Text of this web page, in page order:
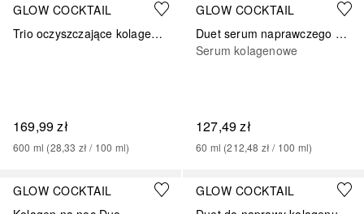
GLOW COCKTAIL
Trio oczyszczające kolagenowe
169,99 zł
600 ml (28,33 zł / 100 ml)
GLOW COCKTAIL
Duet serum naprawczego kolagenu
Serum kolagenowe
127,49 zł
60 ml (212,48 zł / 100 ml)
GLOW COCKTAIL
GLOW COCKTAIL